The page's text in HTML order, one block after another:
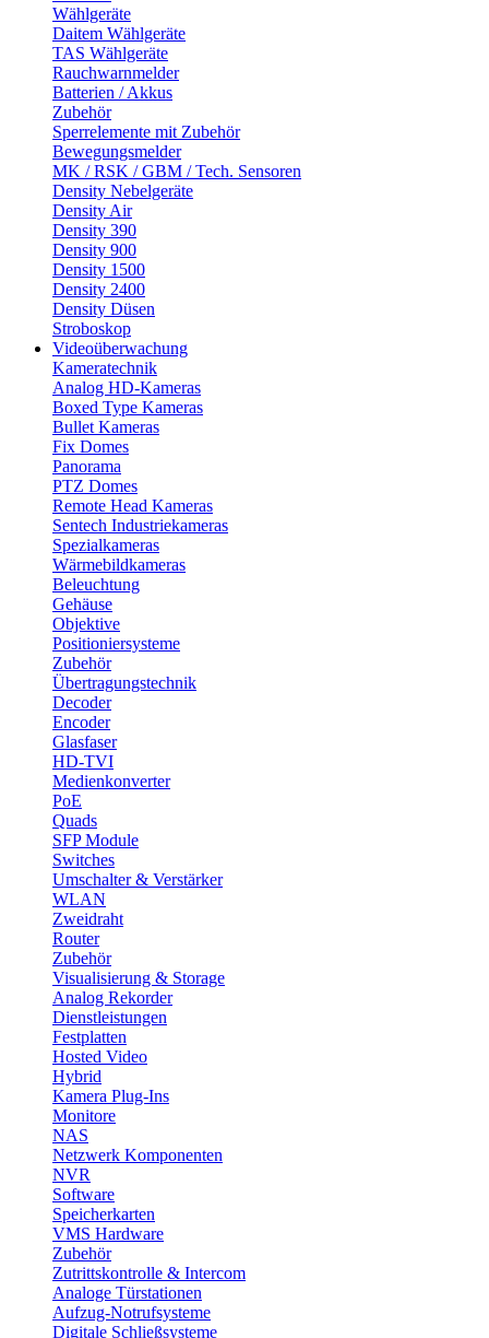
Wählgeräte
Daitem Wählgeräte
TAS Wählgeräte
Rauchwarnmelder
Batterien / Akkus
Zubehör
Sperrelemente mit Zubehör
Bewegungsmelder
MK / RSK / GBM / Tech. Sensoren
Density Nebelgeräte
Density Air
Density 390
Density 900
Density 1500
Density 2400
Density Düsen
Stroboskop
Videoüberwachung
Kameratechnik
Analog HD-Kameras
Boxed Type Kameras
Bullet Kameras
Fix Domes
Panorama
PTZ Domes
Remote Head Kameras
Sentech Industriekameras
Spezialkameras
Wärmebildkameras
Beleuchtung
Gehäuse
Objektive
Positioniersysteme
Zubehör
Übertragungstechnik
Decoder
Encoder
Glasfaser
HD-TVI
Medienkonverter
PoE
Quads
SFP Module
Switches
Umschalter & Verstärker
WLAN
Zweidraht
Router
Zubehör
Visualisierung & Storage
Analog Rekorder
Dienstleistungen
Festplatten
Hosted Video
Hybrid
Kamera Plug-Ins
Monitore
NAS
Netzwerk Komponenten
NVR
Software
Speicherkarten
VMS Hardware
Zubehör
Zutrittskontrolle & Intercom
Analoge Türstationen
Aufzug-Notrufsysteme
Digitale Schließsysteme